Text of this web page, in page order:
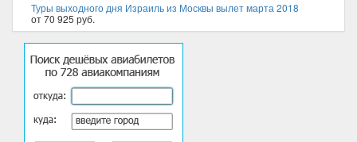
Туры выходного дня Израиль из Москвы вылет марта 2018
от 70 925 руб.